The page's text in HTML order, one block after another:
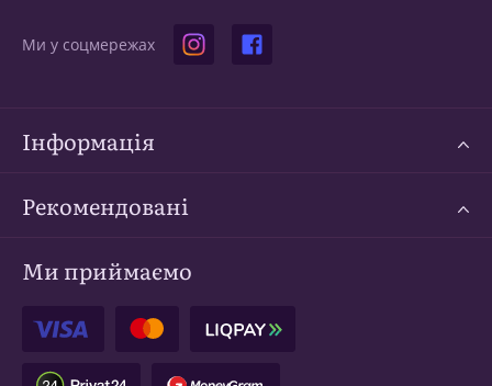
Ми у соцмережах
Інформація
Рекомендовані
Ми приймаємо